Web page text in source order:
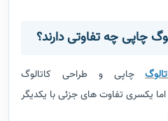
چاپی چه تفاوتی دارند؟
چاپی و طراحی کاتالوگ
یکسری تفاوت های جزئی با یکدیگر